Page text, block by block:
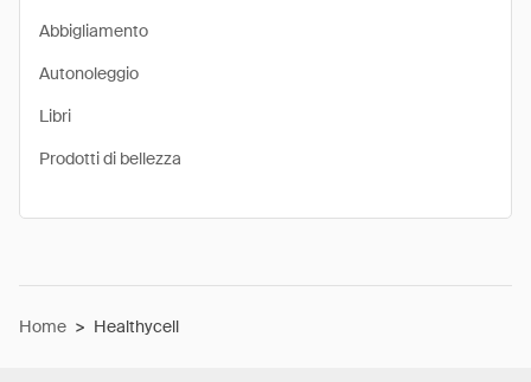
Abbigliamento
Autonoleggio
Libri
Prodotti di bellezza
Home > Healthycell